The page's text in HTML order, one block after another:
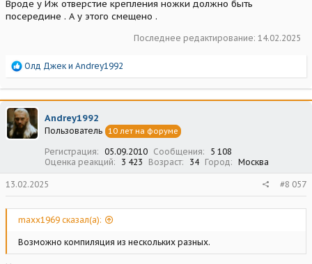
Вроде у Иж отверстие крепления ножки должно быть
посередине . А у этого смещено .
Последнее редактирование: 14.02.2025
Р
а
к
ц
и
и
Олд Джек и Andrey1992
Andrey1992
Пользователь 10 лет на форуме
Регистрация 05.09.2010 Сообщения
5 108
Оценка реакций
3 423 Возраст 34 Город Москва
13.02.2025 #8 057
maxx1969 сказал(а):
Возможно компиляция из нескольких разных.